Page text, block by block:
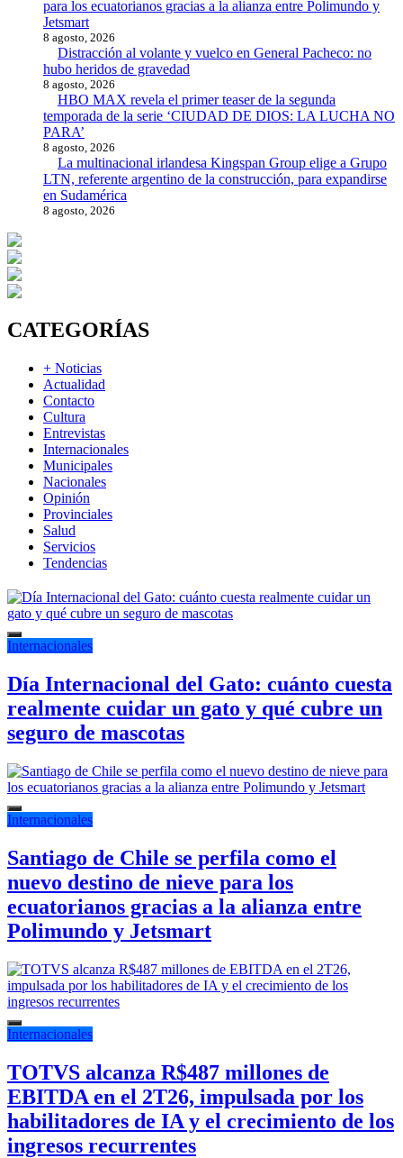
para los ecuatorianos gracias a la alianza entre Polimundo y
Jetsmart
8 agosto, 2026
Distracción al volante y vuelco en General Pacheco: no
hubo heridos de gravedad
8 agosto, 2026
HBO MAX revela el primer teaser de la segunda
temporada de la serie ‘CIUDAD DE DIOS: LA LUCHA NO
PARA’
8 agosto, 2026
La multinacional irlandesa Kingspan Group elige a Grupo
LTN, referente argentino de la construcción, para expandirse
en Sudamérica
8 agosto, 2026
CATEGORÍAS
+ Noticias
Actualidad
Contacto
Cultura
Entrevistas
Internacionales
Municipales
Nacionales
Opinión
Provinciales
Salud
Servicios
Tendencias
Internacionales
Día Internacional del Gato: cuánto cuesta
realmente cuidar un gato y qué cubre un
seguro de mascotas
Internacionales
Santiago de Chile se perfila como el
nuevo destino de nieve para los
ecuatorianos gracias a la alianza entre
Polimundo y Jetsmart
Internacionales
TOTVS alcanza R$487 millones de
EBITDA en el 2T26, impulsada por los
habilitadores de IA y el crecimiento de los
ingresos recurrentes